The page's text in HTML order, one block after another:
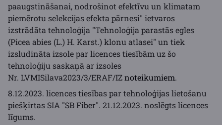
paaugstināšanai, nodrošinot efektīvu un klimatam
piemērotu selekcijas efekta pārnesi" ietvaros
izstrādāta tehnoloģija "Tehnoloģija parastās egles
(Picea abies (L.) H. Karst.) klonu atlasei" un tiek
izsludināta izsole par licences tiesībām uz šo
tehnoloģiju saskaņā ar izsoles
Nr. LVMISilava2023/3/ERAF/IZnoteikumiem.
8.12.2023. licences tiesības par tehnoloģijas lietošanu
piešķirtas SIA "SB Fiber". 21.12.2023. noslēgts licences
līgums.